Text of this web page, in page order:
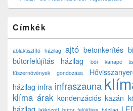
Címkék
ablaktisztító házilag ajtó betonkerítés
bútorfelújítás házilag bőr kanapé
fűszernövények gondozása
házilag infra infraszauna
klíma árak kondenzációs kazán
házilag